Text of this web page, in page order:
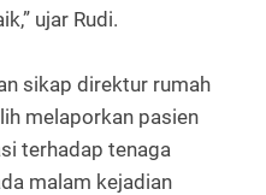
ujar Rudi.
sikap direktur rumah
melaporkan pasien
terhadap tenaga
malam kejadian